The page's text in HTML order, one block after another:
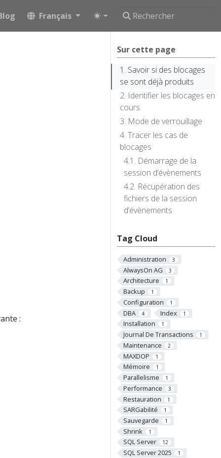
Français
Sur cette page
Savoir si des blocages
se sont déjà produits
Identifier les blocages en
cours
Mode de verrouillage
Tracer les cas de
blocages
Démarrage de la
session d’évènements
Récupération des
fichiers de la session
d’évènements
Tag Cloud
Administration 3
AlwaysOn AG 3
Architecture 1
Backup 1
Configuration 1
DBA 4 Index 1
Installation 1
Journal De Transactions 1
Maintenance 2
MAXDOP 1
Mémoire 1
Parallelisme 1
Performance 3
Restauration 1
SARGabilité 1
Sauvegarde 1
Shrink 1
SQL Server 12
SQL Server 2025 1
: